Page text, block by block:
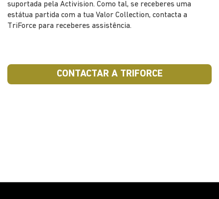
suportada pela Activision. Como tal, se receberes uma
estátua partida com a tua Valor Collection, contacta a
TriForce para receberes assistência.
CONTACTAR A TRIFORCE